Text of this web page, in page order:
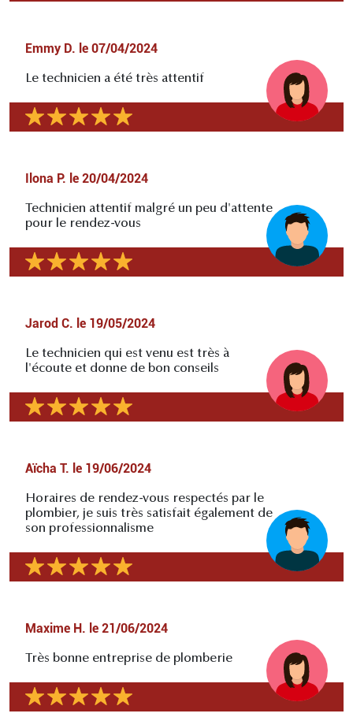
Emmy D. le 07/04/2024
Le technicien a été très attentif
Ilona P. le 20/04/2024
Technicien attentif malgré un peu d'attente
pour le rendez-vous
Jarod C. le 19/05/2024
Le technicien qui est venu est très à
l'écoute et donne de bon conseils
Aïcha T. le 19/06/2024
Horaires de rendez-vous respectés par le
plombier, je suis très satisfait également de
son professionnalisme
Maxime H. le 21/06/2024
Très bonne entreprise de plomberie